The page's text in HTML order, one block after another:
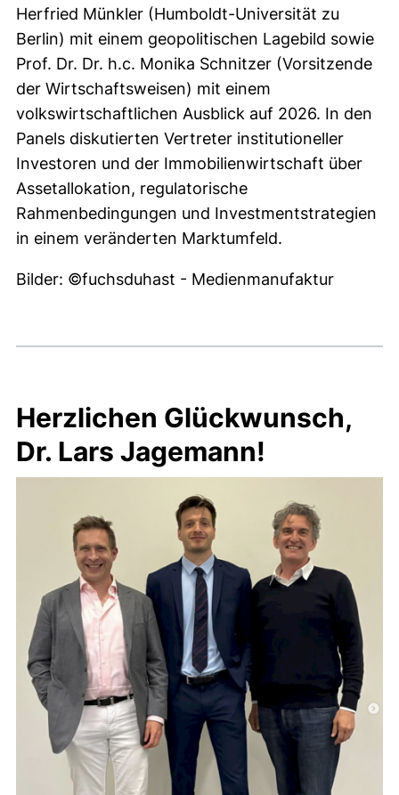
Herfried Münkler (Humboldt-Universität zu
Berlin) mit einem geopolitischen Lagebild sowie
Prof. Dr. Dr. h.c. Monika Schnitzer (Vorsitzende
der Wirtschaftsweisen) mit einem
volkswirtschaftlichen Ausblick auf 2026. In den
Panels diskutierten Vertreter institutioneller
Investoren und der Immobilienwirtschaft über
Assetallokation, regulatorische
Rahmenbedingungen und Investmentstrategien
in einem veränderten Marktumfeld.
Bilder: ©fuchsduhast - Medienmanufaktur
Herzlichen Glückwunsch,
Dr. Lars Jagemann!